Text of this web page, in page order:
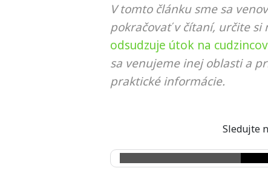
V tomto článku sme sa
pokračovať v čítaní, určite si
odsudzuje útok na
sa venujeme inej oblasti a
praktické informácie.
Sledujte